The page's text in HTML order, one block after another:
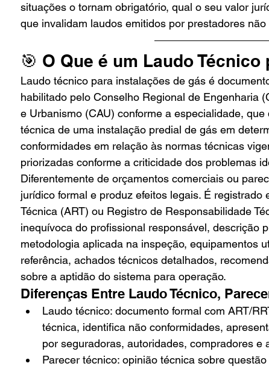
situações o tornam obrigatório, qual o seu valor
que invalidam laudos emitidos por prestadores
🎯 O Que é um Laudo
Laudo técnico para instalações de gás é
habilitado pelo Conselho Regional de Engenharia
e Urbanismo (CAU) conforme a especialidade,
técnica de uma instalação predial de gás em
conformidades em relação às normas técnicas
priorizadas conforme a criticidade dos problemas
Diferentemente de orçamentos comerciais ou
jurídico formal e produz efeitos legais. É
Técnica (ART) ou Registro de Responsabilidade
inequívoca do profissional responsável, descrição
metodologia aplicada na inspeção, equipamentos
referência, achados técnicos detalhados,
sobre a aptidão do sistema para operação.
Diferenças Entre Laudo Técnico,
Laudo técnico: documento formal com ART/
técnica, identifica não conformidades,
por seguradoras, autoridades, compradores e
Parecer técnico: opinião técnica sobre